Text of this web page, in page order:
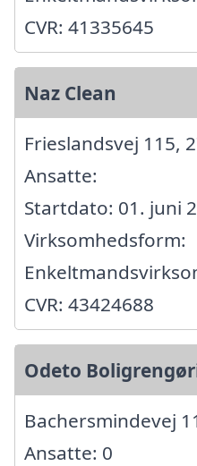
CVR: 41335645
Naz Clean
Frieslandsvej 115,
Ansatte:
Startdato: 01. juni
Virksomhedsform:
CVR: 43424688
Odeto
Bachersmindevej
Ansatte: 0